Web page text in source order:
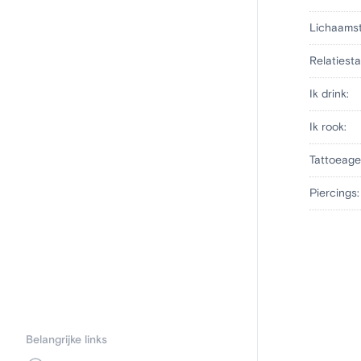
Belangrijke links
Ik drink:
Ik rook:
Piercings: